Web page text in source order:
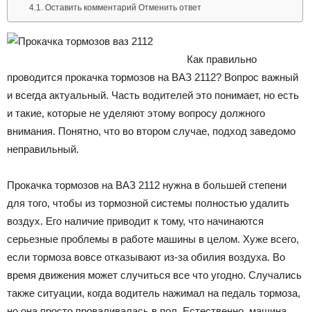
Оставить комментарий Отменить ответ
Как правильно
проводится прокачка тормозов на ВАЗ 2112? Вопрос важный
и всегда актуальный. Часть водителей это понимает, но есть
и такие, которые не уделяют этому вопросу должного
внимания. Понятно, что во втором случае, подход заведомо
неправильный.
Прокачка тормозов на ВАЗ 2112 нужна в большей степени
для того, чтобы из тормозной системы полностью удалить
воздух. Его наличие приводит к тому, что начинаются
серьезные проблемы в работе машины в целом. Хуже всего,
если тормоза вовсе отказывают из-за обилия воздуха. Во
время движения может случиться все что угодно. Случались
также ситуации, когда водитель нажимал на педаль тормоза,